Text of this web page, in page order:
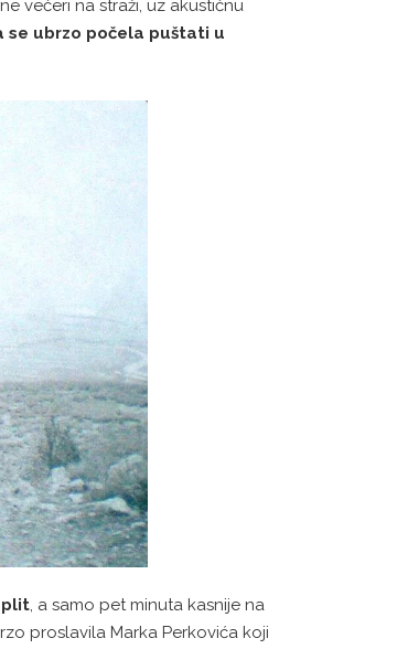
večeri na straži, uz akustičnu
se ubrzo počela puštati u
, a samo pet minuta kasnije na
proslavila Marka Perkovića koji